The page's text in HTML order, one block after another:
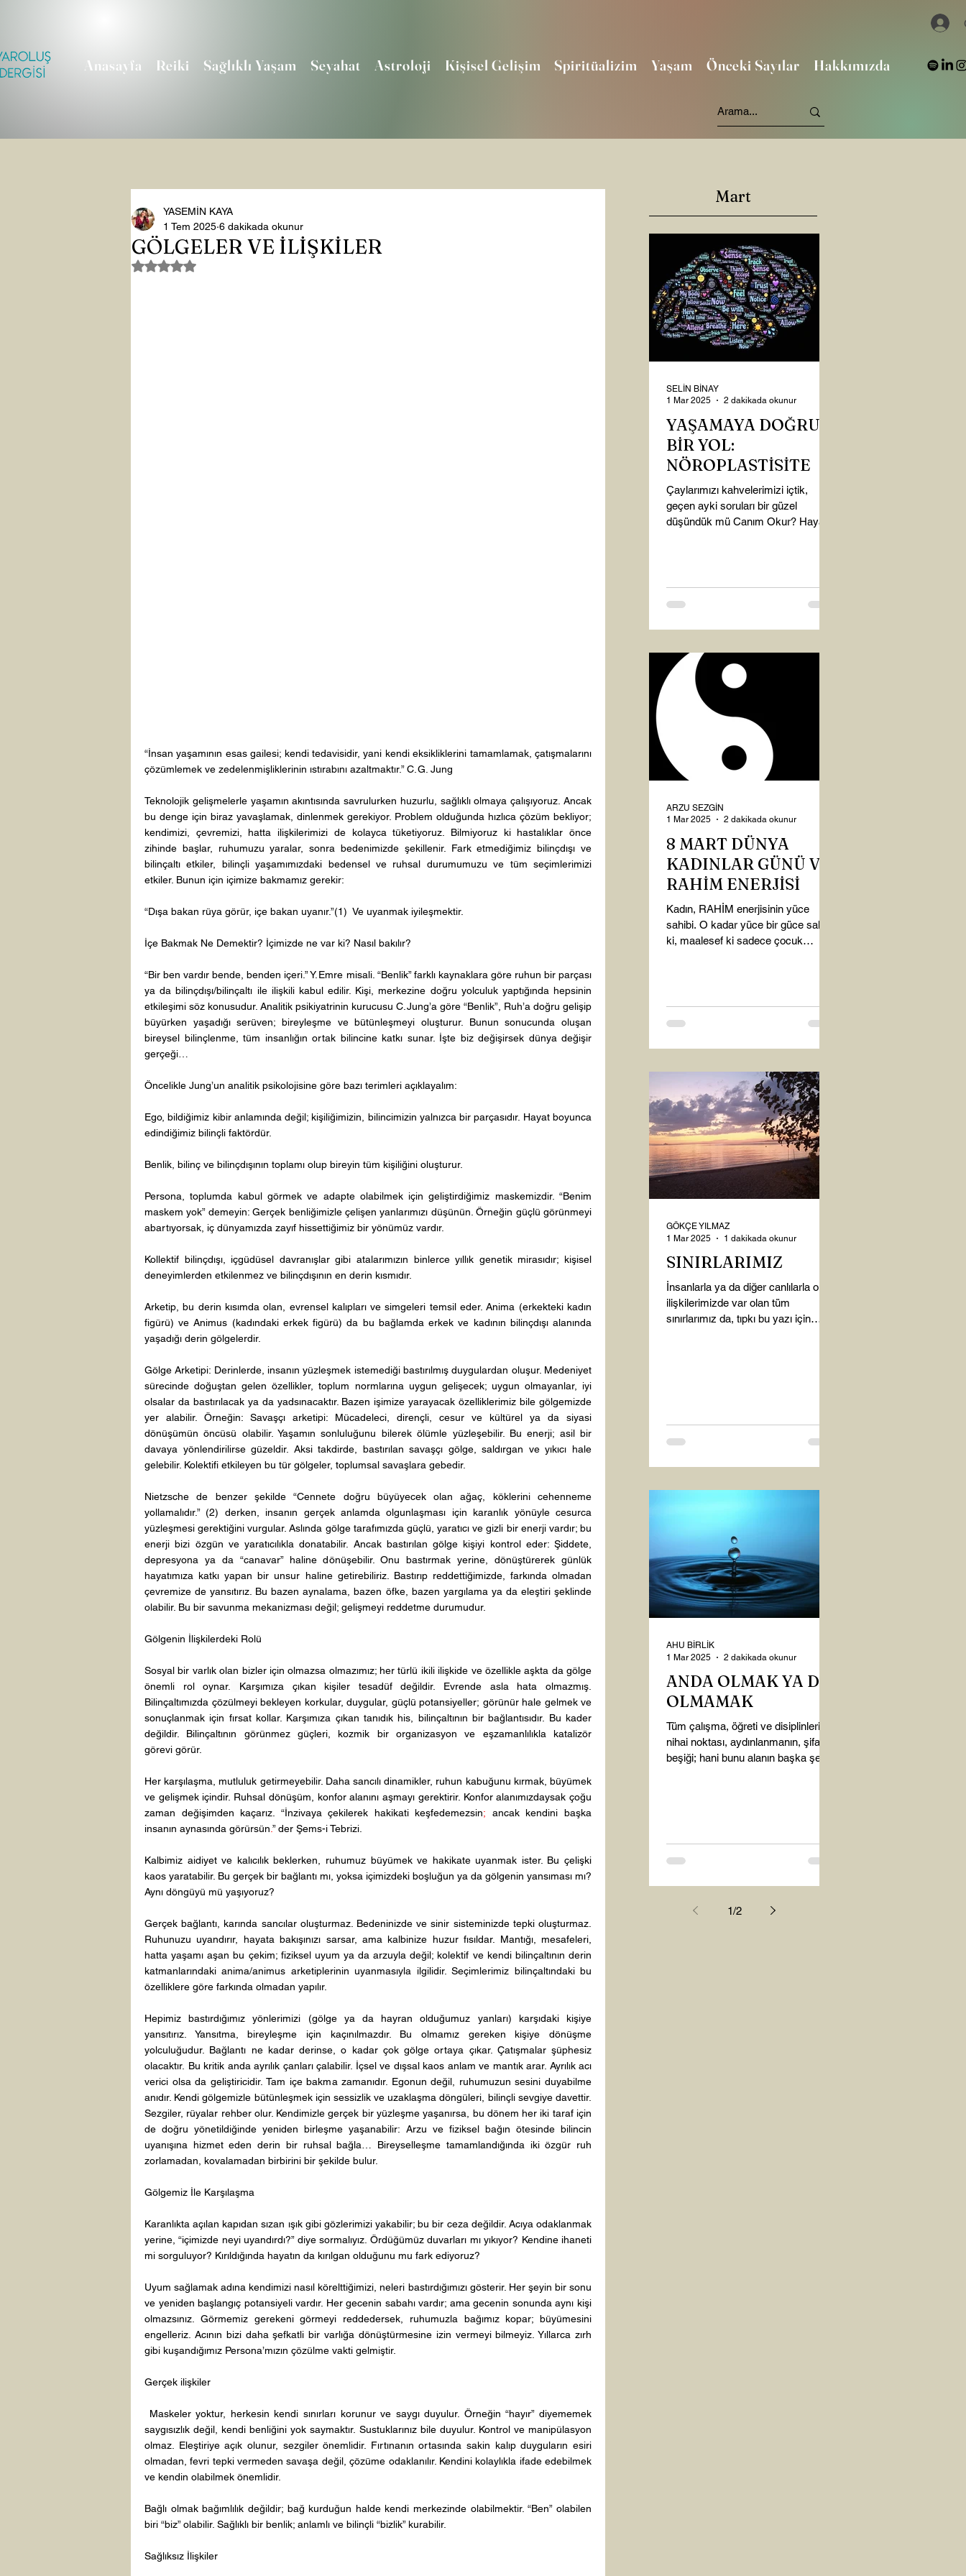
Anasayfa Reiki Sağlıklı Yaşam Seyahat Astroloji Kişisel Gelişim Spiritüalizim Yaşam Önceki Sayılar Hakkımızda
GÖLGELER VE İLİŞKİLER
YASEMİN KAYA
1 Tem 2025 6 dakikada okunur
5 üzerinden NaN yıldız
“İnsan yaşamının esas gailesi; kendi tedavisidir, yani kendi eksikliklerini tamamlamak, çatışmalarını
çözümlemek ve zedelenmişliklerinin ıstırabını azaltmaktır.” C. G. Jung
Teknolojik gelişmelerle yaşamın akıntısında savrulurken huzurlu, sağlıklı olmaya çalışıyoruz. Ancak
bu denge için biraz yavaşlamak, dinlenmek gerekiyor. Problem olduğunda hızlıca çözüm bekliyor;
kendimizi, çevremizi, hatta ilişkilerimizi de kolayca tüketiyoruz. Bilmiyoruz ki hastalıklar önce
zihinde başlar, ruhumuzu yaralar, sonra bedenimizde şekillenir. Fark etmediğimiz bilinçdışı ve
bilinçaltı etkiler, bilinçli yaşamımızdaki bedensel ve ruhsal durumumuzu ve tüm seçimlerimizi
etkiler. Bunun için içimize bakmamız gerekir:
“Dışa bakan rüya görür, içe bakan uyanır.”(1)  Ve uyanmak iyileşmektir.
İçe Bakmak Ne Demektir? İçimizde ne var ki? Nasıl bakılır?
“Bir ben vardır bende, benden içeri.” Y. Emre misali. “Benlik” farklı kaynaklara göre ruhun bir parçası
ya da bilinçdışı/bilinçaltı ile ilişkili kabul edilir. Kişi, merkezine doğru yolculuk yaptığında hepsinin
etkileşimi söz konusudur. Analitik psikiyatrinin kurucusu C. Jung’a göre “Benlik”, Ruh’a doğru gelişip
büyürken yaşadığı serüven; bireyleşme ve bütünleşmeyi oluşturur. Bunun sonucunda oluşan
bireysel bilinçlenme, tüm insanlığın ortak bilincine katkı sunar. İşte biz değişirsek dünya değişir
gerçeği…
Öncelikle Jung’un analitik psikolojisine göre bazı terimleri açıklayalım:
Ego, bildiğimiz kibir anlamında değil; kişiliğimizin, bilincimizin yalnızca bir parçasıdır. Hayat boyunca
edindiğimiz bilinçli faktördür.
Benlik, bilinç ve bilinçdışının toplamı olup bireyin tüm kişiliğini oluşturur.
Persona, toplumda kabul görmek ve adapte olabilmek için geliştirdiğimiz maskemizdir. “Benim
maskem yok” demeyin: Gerçek benliğimizle çelişen yanlarımızı düşünün. Örneğin güçlü görünmeyi
abartıyorsak, iç dünyamızda zayıf hissettiğimiz bir yönümüz vardır.
Kollektif bilinçdışı, içgüdüsel davranışlar gibi atalarımızın binlerce yıllık genetik mirasıdır; kişisel
deneyimlerden etkilenmez ve bilinçdışının en derin kısmıdır.
Arketip, bu derin kısımda olan, evrensel kalıpları ve simgeleri temsil eder. Anima (erkekteki kadın
figürü) ve Animus (kadındaki erkek figürü) da bu bağlamda erkek ve kadının bilinçdışı alanında
yaşadığı derin gölgelerdir.
Gölge Arketipi: Derinlerde, insanın yüzleşmek istemediği bastırılmış duygulardan oluşur. Medeniyet
sürecinde doğuştan gelen özellikler, toplum normlarına uygun gelişecek; uygun olmayanlar, iyi
olsalar da bastırılacak ya da yadsınacaktır. Bazen işimize yarayacak özelliklerimiz bile gölgemizde
yer alabilir. Örneğin: Savaşçı arketipi: Mücadeleci, dirençli, cesur ve kültürel ya da siyasi
dönüşümün öncüsü olabilir. Yaşamın sonluluğunu bilerek ölümle yüzleşebilir. Bu enerji; asil bir
davaya yönlendirilirse güzeldir. Aksi takdirde, bastırılan savaşçı gölge, saldırgan ve yıkıcı hale
gelebilir. Kolektifi etkileyen bu tür gölgeler, toplumsal savaşlara gebedir.
Nietzsche de benzer şekilde “Cennete doğru büyüyecek olan ağaç, köklerini cehenneme
yollamalıdır.” (2) derken, insanın gerçek anlamda olgunlaşması için karanlık yönüyle cesurca
yüzleşmesi gerektiğini vurgular. Aslında gölge tarafımızda güçlü, yaratıcı ve gizli bir enerji vardır; bu
enerji bizi özgün ve yaratıcılıkla donatabilir. Ancak bastırılan gölge kişiyi kontrol eder: Şiddete,
depresyona ya da “canavar” haline dönüşebilir. Onu bastırmak yerine, dönüştürerek günlük
hayatımıza katkı yapan bir unsur haline getirebiliriz. Bastırıp reddettiğimizde, farkında olmadan
çevremize de yansıtırız. Bu bazen aynalama, bazen öfke, bazen yargılama ya da eleştiri şeklinde
olabilir. Bu bir savunma mekanizması değil; gelişmeyi reddetme durumudur.
Gölgenin İlişkilerdeki Rolü
Sosyal bir varlık olan bizler için olmazsa olmazımız; her türlü ikili ilişkide ve özellikle aşkta da gölge
önemli rol oynar.
Karşımıza çıkan kişiler tesadüf değildir. Evrende asla hata olmazmış.
Bilinçaltımızda çözülmeyi bekleyen korkular, duygular, güçlü potansiyeller; görünür hale gelmek ve
sonuçlanmak için fırsat kollar. Karşımıza çıkan tanıdık his, bilinçaltının bir bağlantısıdır. Bu kader
değildir. Bilinçaltının görünmez güçleri, kozmik bir organizasyon ve eşzamanlılıkla katalizör
görevi görür.
Her karşılaşma, mutluluk getirmeyebilir. Daha sancılı dinamikler, ruhun kabuğunu kırmak, büyümek
ve gelişmek içindir. Ruhsal dönüşüm, konfor alanını aşmayı gerektirir. Konfor alanımızdaysak çoğu
zaman değişimden kaçarız. “İnzivaya çekilerek hakikati keşfedemezsin; ancak kendini başka
insanın aynasında görürsün ” der Şems-i Tebrizi.
Kalbimiz aidiyet ve kalıcılık beklerken, ruhumuz büyümek ve hakikate uyanmak ister. Bu çelişki
kaos yaratabilir. Bu gerçek bir bağlantı mı, yoksa içimizdeki boşluğun ya da gölgenin yansıması mı?
Aynı döngüyü mü yaşıyoruz?
Gerçek bağlantı, karında sancılar oluşturmaz. Bedeninizde ve sinir sisteminizde tepki oluşturmaz.
Ruhunuzu uyandırır, hayata bakışınızı sarsar, ama kalbinize huzur fısıldar. Mantığı, mesafeleri,
hatta yaşamı aşan bu çekim; fiziksel uyum ya da arzuyla değil; kolektif ve kendi bilinçaltının derin
katmanlarındaki anima/animus arketiplerinin uyanmasıyla ilgilidir. Seçimlerimiz bilinçaltındaki bu
özelliklere göre farkında olmadan yapılır.
Hepimiz bastırdığımız yönlerimizi (gölge ya da hayran olduğumuz yanları) karşıdaki kişiye
yansıtırız. Yansıtma, bireyleşme için kaçınılmazdır. Bu olmamız gereken kişiye dönüşme
yolculuğudur. Bağlantı ne kadar derinse, o kadar çok gölge ortaya çıkar. Çatışmalar şüphesiz
olacaktır. Bu kritik anda ayrılık çanları çalabilir. İçsel ve dışsal kaos anlam ve mantık arar. Ayrılık acı
verici olsa da geliştiricidir. Tam içe bakma zamanıdır. Egonun değil, ruhumuzun sesini duyabilme
anıdır. Kendi gölgemizle bütünleşmek için sessizlik ve uzaklaşma döngüleri, bilinçli sevgiye davettir.
Sezgiler, rüyalar rehber olur. Kendimizle gerçek bir yüzleşme yaşanırsa, bu dönem her iki taraf için
de doğru yönetildiğinde yeniden birleşme yaşanabilir: Arzu ve fiziksel bağın ötesinde bilincin
uyanışına hizmet eden derin bir ruhsal bağla… Bireyselleşme tamamlandığında iki özgür ruh
zorlamadan, kovalamadan birbirini bir şekilde bulur.
Gölgemiz İle Karşılaşma
Karanlıkta açılan kapıdan sızan ışık gibi gözlerimizi yakabilir; bu bir ceza değildir. Acıya odaklanmak
yerine, “içimizde neyi uyandırdı?” diye sormalıyız. Ördüğümüz duvarları mı yıkıyor? Kendine ihaneti
mi sorguluyor? Kırıldığında hayatın da kırılgan olduğunu mu fark ediyoruz?
Uyum sağlamak adına kendimizi nasıl körelttiğimizi, neleri bastırdığımızı gösterir. Her şeyin bir sonu
ve yeniden başlangıç potansiyeli vardır. Her gecenin sabahı vardır; ama gecenin sonunda aynı kişi
olmazsınız. Görmemiz gerekeni görmeyi reddedersek, ruhumuzla bağımız kopar; büyümesini
engelleriz. Acının bizi daha şefkatli bir varlığa dönüştürmesine izin vermeyi bilmeyiz. Yıllarca zırh
gibi kuşandığımız Persona’mızın çözülme vakti gelmiştir.
Gerçek ilişkiler
Maskeler yoktur, herkesin kendi sınırları korunur ve saygı duyulur. Örneğin “hayır” diyememek
saygısızlık değil, kendi benliğini yok saymaktır. Sustuklarınız bile duyulur. Kontrol ve manipülasyon
olmaz. Eleştiriye açık olunur, sezgiler önemlidir. Fırtınanın ortasında sakin kalıp duyguların esiri
olmadan, fevri tepki vermeden savaşa değil, çözüme odaklanılır. Kendini kolaylıkla ifade edebilmek
ve kendin olabilmek önemlidir.
Bağlı olmak bağımlılık değildir; bağ kurduğun halde kendi merkezinde olabilmektir. “Ben” olabilen
biri “biz” olabilir. Sağlıklı bir benlik; anlamlı ve bilinçli “bizlik” kurabilir.
Sağlıksız İlişkiler
Mart
YAŞAMAYA DOĞRU
BİR YOL:
NÖROPLASTİSİTE
Çaylarımızı kahvelerimizi içtik,
geçen ayki soruları bir güzel
düşündük mü Canım Okur? Hayatta
SELİN BİNAY
1 Mar 2025
2 dakikada okunur
8 MART DÜNYA
KADINLAR GÜNÜ VE
RAHİM ENERJİSİ
Kadın, RAHİM enerjisinin yüce
sahibi. O kadar yüce bir güce sahip
ki, maalesef ki sadece çocuk
ARZU SEZGİN
1 Mar 2025
2 dakikada okunur
SINIRLARIMIZ
İnsanlarla ya da diğer canlılarla olan
ilişkilerimizde var olan tüm
sınırlarımız da, tıpkı bu yazı için
GÖKÇE YILMAZ
1 Mar 2025
1 dakikada okunur
ANDA OLMAK YA DA
OLMAMAK
Tüm çalışma, öğreti ve disiplinlerin
nihai noktası, aydınlanmanın, şifanın
beşiği; hani bunu alanın başka şey
AHU BİRLİK
1 Mar 2025
2 dakikada okunur
1/2